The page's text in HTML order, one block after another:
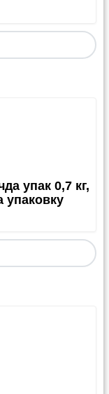
упак 0,7 кг,
упаковку